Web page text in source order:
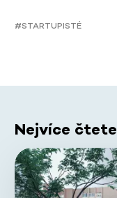
#STARTUPISTÉ
Nejvíce čtete